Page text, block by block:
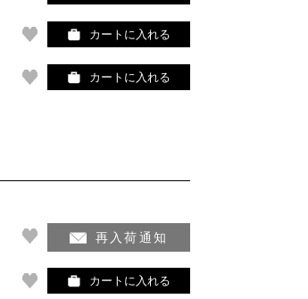
カートに入れる
カートに入れる
再入荷通知
カートに入れる